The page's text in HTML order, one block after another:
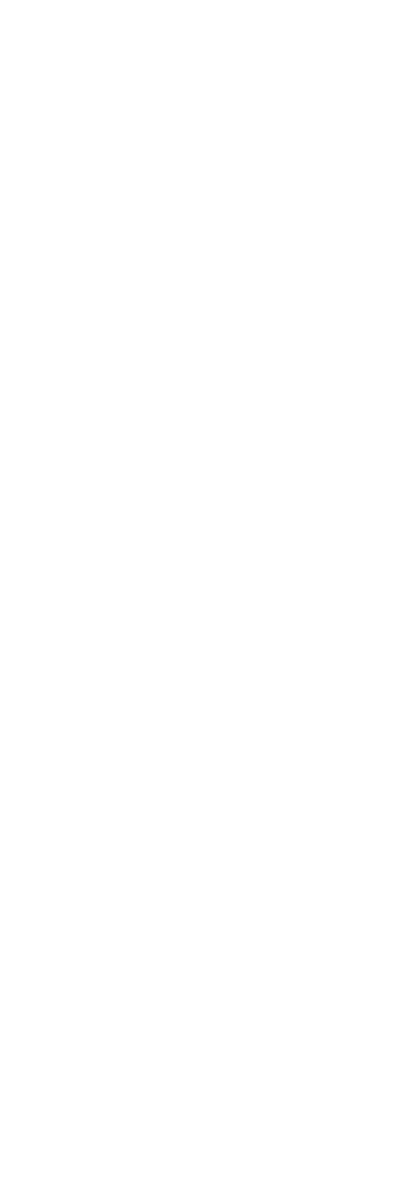
г.
Авторское право принадлежит